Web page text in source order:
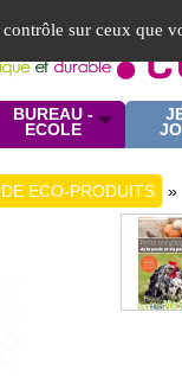
sur ceux que
BUREAU -
ECOLE
ECO-PRODUITS »